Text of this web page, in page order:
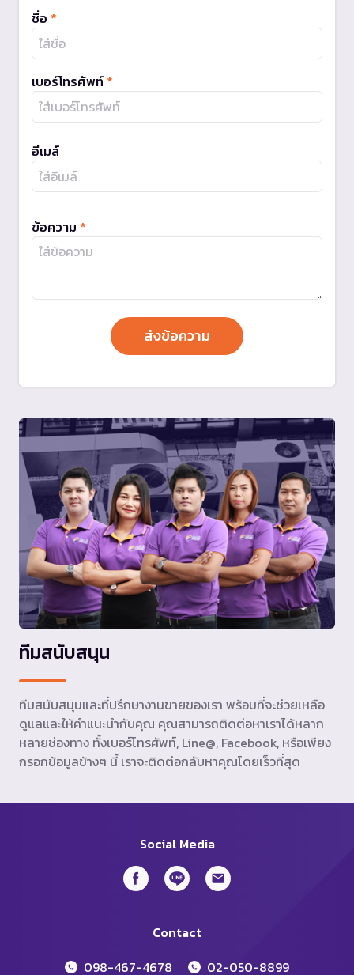
ชื่อ *
เบอร์โทรศัพท์ *
อีเมล์
ข้อความ *
ทีมสนับสนุน
ทีมสนับสนุนและที่ปรึกษางานขายของเรา พร้อมที่จะช่วยเหลือ
ดูแลและให้คำแนะนำกับคุณ คุณสามารถติดต่อหาเราได้หลาก
หลายช่องทาง ทั้งเบอร์โทรศัพท์, Line@, Facebook, หรือเพียง
กรอกข้อมูลข้างๆ นี้ เราจะติดต่อกลับหาคุณโดยเร็วที่สุด
Social Media
Contact
098-467-4678
02-050-8899